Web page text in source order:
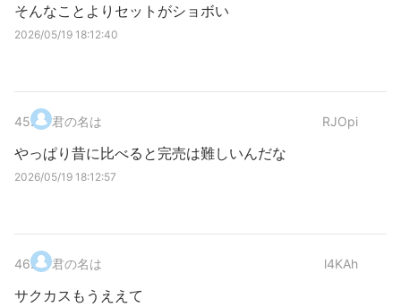
そんなことよりセットがショボい
2026/05/19 18:12:40
45. 君の名は RJOpi
やっぱり昔に比べると完売は難しいんだな
2026/05/19 18:12:57
46. 君の名は l4KAh
サクカスもうええて